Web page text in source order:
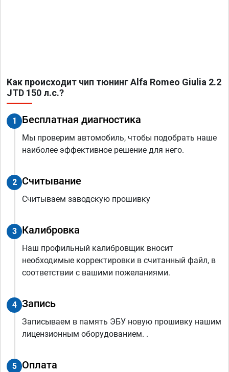
Как происходит чип тюнинг Alfa Romeo Giulia 2.2
JTD 150 л.с.?
1 Бесплатная диагностика
Мы проверим автомобиль, чтобы подобрать наше
наиболее эффективное решение для него.
2 Считывание
Считываем заводскую прошивку
3 Калибровка
Наш профильный калибровщик вносит
необходимые корректировки в считанный файл, в
соответствии с вашими пожеланиями.
4 Запись
Записываем в память ЭБУ новую прошивку нашим
лицензионным оборудованием. .
5 Оплата